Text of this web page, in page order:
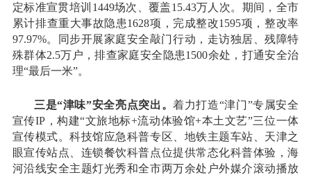
定标准宣贯培训1449场次、覆盖15.43万人次。期间，全市
累计排查重大事故隐患1628项，完成整改1595项，整改率
97.97%。同步开展家庭安全敲门行动，走访独居、残障特
殊群体2.5万户，排查家庭安全隐患1500余处，打通安全治
理“最后一米”。
三是“津味”安全亮点突出。着力打造“津门”专属安全
宣传IP，构建“文旅地标+流动体验馆+本土文艺”三位一体
宣传模式。科技馆应急科普专区、地铁主题车站、天津之
眼宣传站点、连锁餐饮科普点位提供常态化科普体验，海
河沿线安全主题灯光秀和全市两万余处户外媒介滚动播放